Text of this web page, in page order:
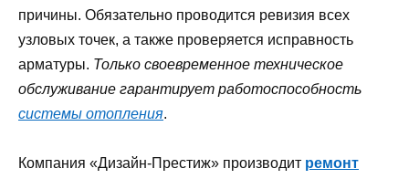
причины. Обязательно проводится ревизия всех
узловых точек, а также проверяется исправность
арматуры. Только своевременное техническое
обслуживание гарантирует работоспособность
системы отопления.
Компания «Дизайн-Престиж» производит ремонт